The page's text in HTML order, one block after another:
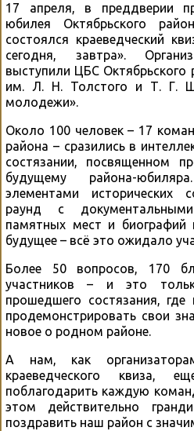
17 апреля, в преддверии
юбилея Октябрьского
состоялся краеведческий
сегодня, завтра».
выступили ЦБС Октябрьского
им. Л. Н. Толстого и Т. Г.
молодежи».
Около 100 человек – 17
района – сразились в
состязании, посвященном
будущему района-
элементами исторических
раунд с
памятных мест и биографий
будущее – всё это ожидало
Более 50 вопросов, 170
участников – и это
прошедшего состязания,
продемонстрировать свои
новое о родном районе.
А нам, как
краеведческого квиза,
поблагодарить каждую
этом действительно
поздравить наш район с